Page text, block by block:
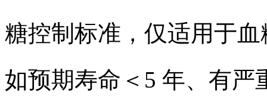
糖控制标准，仅适用于
如预期寿命＜5 年、有